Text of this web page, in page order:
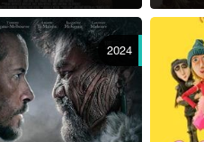
2024